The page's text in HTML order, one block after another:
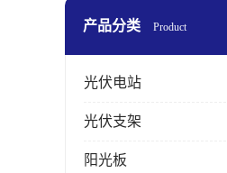
产品分类 Product
光伏电站
光伏支架
阳光板